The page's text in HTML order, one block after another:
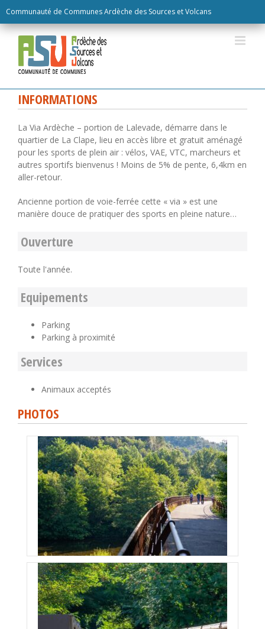
Communauté de Communes Ardèche des Sources et Volcans
to
content
INFORMATIONS
La Via Ardèche – portion de Lalevade, démarre dans le
quartier de La Clape, lieu en accès libre et gratuit aménagé
pour les sports de plein air : vélos, VAE, VTC, marcheurs et
autres sportifs bienvenus ! Moins de 5% de pente, 6,4km en
aller-retour.
Ancienne portion de voie-ferrée cette « via » est une
manière douce de pratiquer des sports en pleine nature…
Ouverture
Toute l'année.
Equipements
Parking
Parking à proximité
Services
Animaux acceptés
PHOTOS